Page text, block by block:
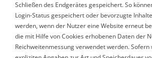
Schließen des Endgerätes gespeichert. So
Login-Status gespeichert oder bevorzugte
werden, wenn der Nutzer eine Website erneut
die mit Hilfe von Cookies erhobenen Daten der
Reichweitenmessung verwendet werden.